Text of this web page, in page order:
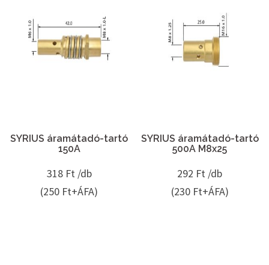
SYRIUS áramátadó-tartó
150A
318 Ft /db
(250 Ft+ÁFA)
SYRIUS áramátadó-tartó
500A M8x25
292 Ft /db
(230 Ft+ÁFA)